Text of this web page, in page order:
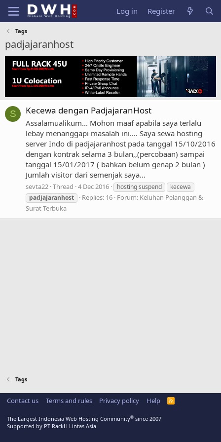
Log in Register
Tags
padjajaranhost
S Kecewa dengan PadjajaranHost
Assalamualikum... Mohon maaf apabila saya terlalu
lebay menanggapi masalah ini.... Saya sewa hosting
server Indo di padjajaranhost pada tanggal 15/10/2016
dengan kontrak selama 3 bulan,,(percobaan) sampai
tanggal 15/01/2017 ( bahkan belum genap 2 bulan )
Jumlah visitor dari semenjak saya...
sevta22 Thread 4 Dec 2016 hosting suspend
kecewa
padjajaranhost
Replies: 16 Forum: Keluhan Pelanggan &
Surat Terbuka
Tags
Contact us Terms and rules Privacy policy Help
R
The Largest Indonesia Web Hosting Community® since 2007
Supported by PT RackH Lintas Asia